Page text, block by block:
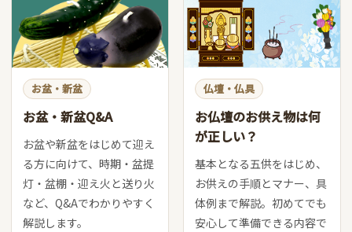
お盆・新盆
お盆・新盆Q&A
お盆や新盆をはじめて迎え
る方に向けて、時期・盆提
灯・盆棚・迎え火と送り火
など、Q&Aでわかりやすく
解説します。
仏壇・仏具
お仏壇のお供え物は何
が正しい？
基本となる五供をはじめ、
お供えの手順とマナー、具
体例まで解説。初めてでも
安心して準備できる内容で